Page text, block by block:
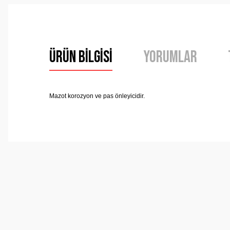
Ürün Bilgisi Yorumlar
Mazot korozyon ve pas önleyicidir.